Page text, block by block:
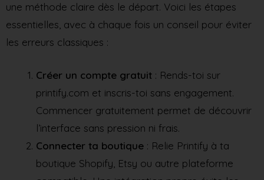
une méthode claire dès le départ. Voici les étapes
essentielles, avec à chaque fois un conseil pour éviter
les erreurs classiques :
Créer un compte gratuit : Rends-toi sur
printify.com et inscris-toi sans engagement.
Commencer gratuitement permet de découvrir
l’interface sans pression ni frais.
Connecter ta boutique : Relie Printify à ta
boutique Shopify, Etsy ou autre plateforme